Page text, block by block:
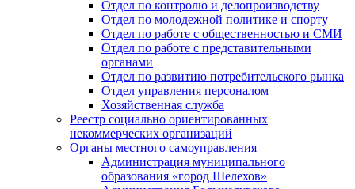
Отдел по контролю и делопроизводству
Отдел по молодежной политике и спорту
Отдел по работе с общественностью и СМИ
Отдел по работе с представительными
органами
Отдел по развитию потребительского рынка
Отдел управления персоналом
Хозяйственная служба
Реестр социально ориентированных
некоммерческих организаций
Органы местного самоуправления
Администрация муниципального
образования «город Шелехов»